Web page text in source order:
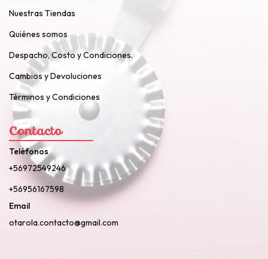
Nuestras Tiendas
Quiénes somos
Despacho, Costo y Condiciones.
Cambios y Devoluciones
Términos y Condiciones
Contacto
Teléfonos
+56972549246
+56956167598
Email
otarola.contacto@gmail.com